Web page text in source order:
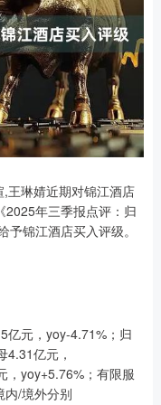
琳婧近期对锦江酒店
2025年三季报点评：归
锦江酒店买入评级。
元，yoy-4.71%；归
亿元，
，yoy+5.76%；有限服
内/境外分别